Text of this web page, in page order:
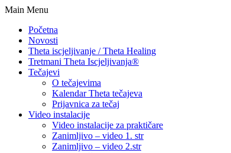
Main Menu
Početna
Novosti
Theta iscjeljivanje / Theta Healing
Tretmani Theta Iscjeljivanja®
Tečajevi
O tečajevima
Kalendar Theta tečajeva
Prijavnica za tečaj
Video instalacije
Video instalacije za praktičare
Zanimljivo – video 1. str
Zanimljivo – video 2.str